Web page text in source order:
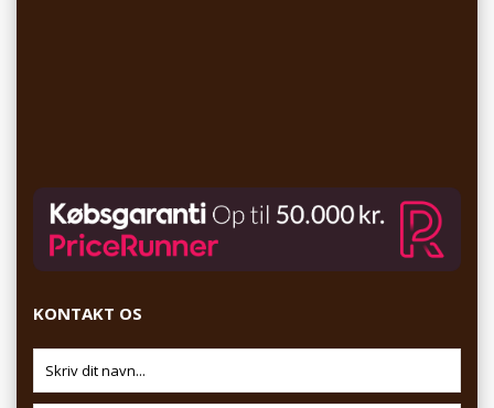
KONTAKT OS